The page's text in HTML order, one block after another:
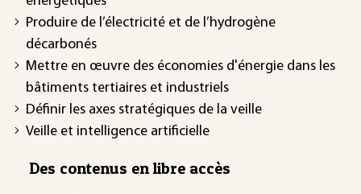
Produire de l’électricité et de l’hydrogène
décarbonés
Mettre en œuvre des économies d'énergie dans les
bâtiments tertiaires et industriels
Définir les axes stratégiques de la veille
Veille et intelligence artificielle
Des contenus en libre accès